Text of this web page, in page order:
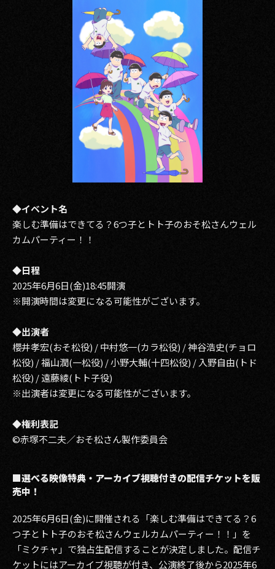
2009
◆イベント名
楽しむ準備はできてる？6つ子とトト子のおそ松さんウェル
カムパーティー！！
◆日程
2025年6月6日(金)18:45開演
※開演時間は変更になる可能性がございます。
◆出演者
櫻井孝宏(おそ松役) / 中村悠一(カラ松役) / 神谷浩史(チョロ
松役) / 福山潤(一松役) / 小野大輔(十四松役) / 入野自由(トド
松役) / 遠藤綾(トト子役)
※出演者は変更になる可能性がございます。
◆権利表記
©赤塚不二夫／おそ松さん製作委員会
■選べる映像特典・アーカイブ視聴付きの配信チケットを販
売中！
2025年6月6日(金)に開催される「楽しむ準備はできてる？6
つ子とトト子のおそ松さんウェルカムパーティー！！」を
「ミクチャ」で独占生配信することが決定しました。配信チ
ケットにはアーカイブ視聴が付き、公演終了後から2025年6